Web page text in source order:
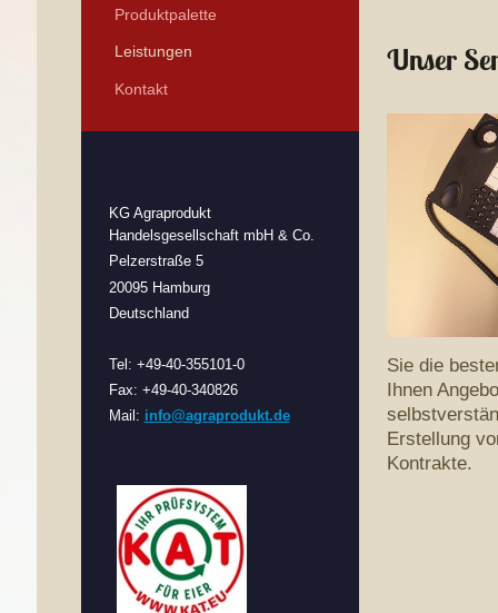
Unser
Sie die
Ihnen
Erstellung
Kontrakte.
Produktpalette
Leistungen
Kontakt
KG Agraprodukt
Handelsgesellschaft mbH & Co.
Pelzerstraße 5
20095 Hamburg
Deutschland
Tel: +49-40-355101-0
Fax: +49-40-340826
Mail: info@agraprodukt.de